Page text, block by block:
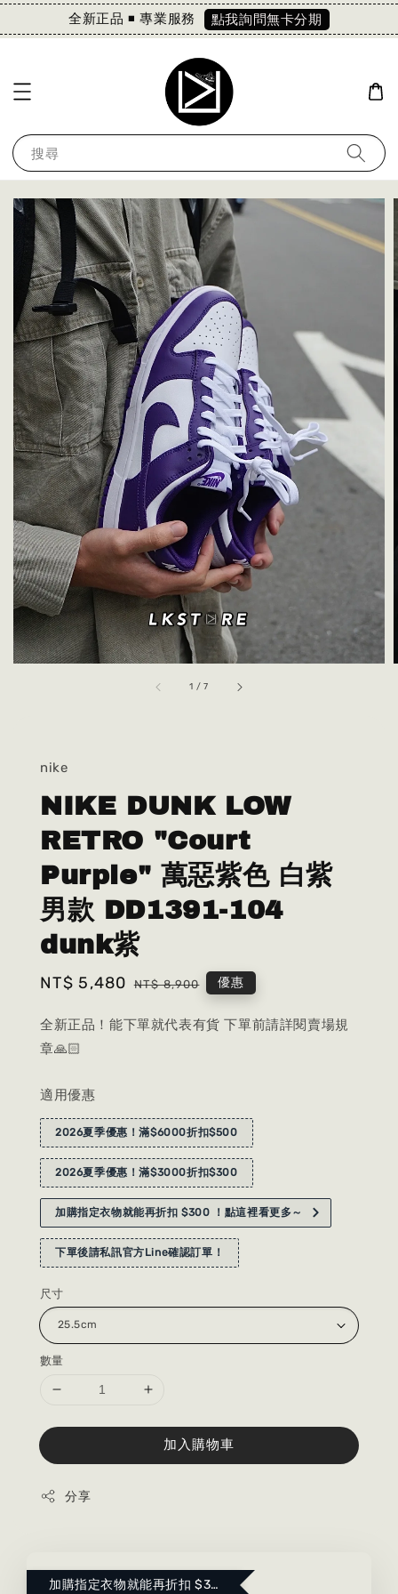
全新正品 ◾️ 專業服務 點我詢問無卡分期
搜尋
1 /7
nike
NIKE DUNK LOW
RETRO "Court
Purple" 萬惡紫色 白紫
男款 DD1391-104
dunk紫
Sale
NT$ 5,480 Regular
NT$ 8,900 優惠
全新正品！能下單就代表有貨 下單前請詳閱賣場規
章🙏🏻
適用優惠
2026夏季優惠！滿$6000折扣$500
2026夏季優惠！滿$3000折扣$300
加購指定衣物就能再折扣 $300 ！點這裡看更多～
下單後請私訊官方Line確認訂單！
尺寸
數量
加入購物車
分享
加購指定衣物就能再折扣 $300 ！點這裡看更多～